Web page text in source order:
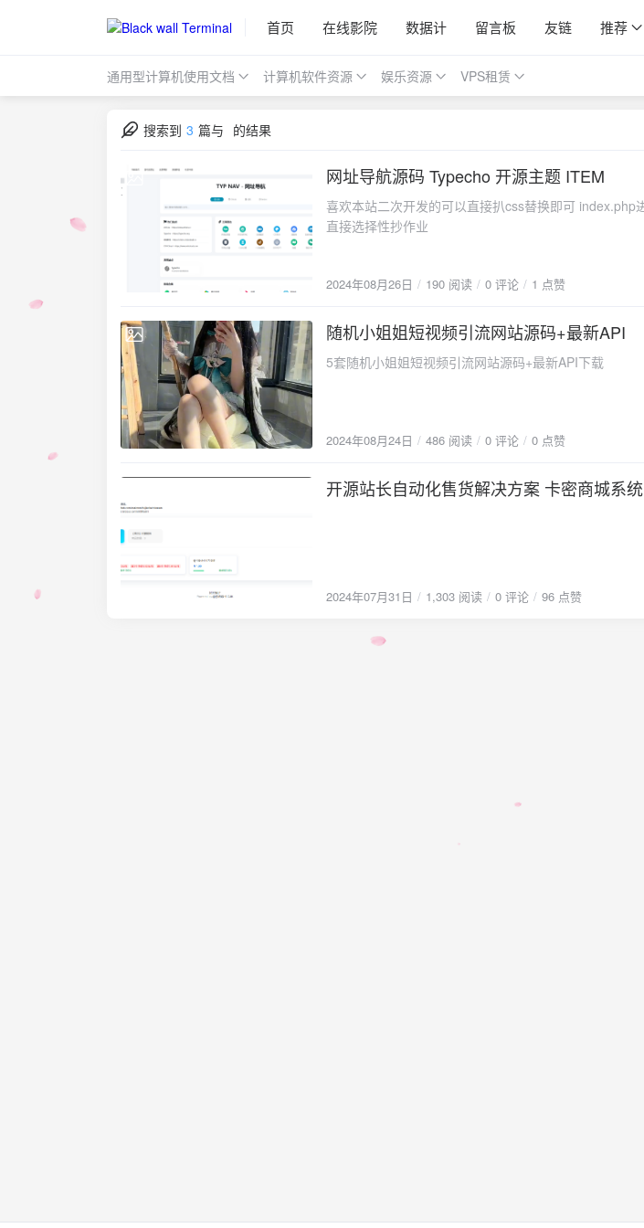
首页 在线影院 数据计 留言板 友链 推荐
通用型计算机使用文档 计算机软件资源 娱乐资源 VPS租赁
搜索到 3 篇与 的结果
2024-08-26
网址导航源码 Typecho 开源主题 ITEM
喜欢本站二次开发的可以直接扒css替换即可 index.php进行的修改仅仅只是排序调换位置 可以
直接选择性抄作业
2024年08月26日 190 阅读 0 评论 1 点赞
2024-08-24
随机小姐姐短视频引流网站源码+最新API
5套随机小姐姐短视频引流网站源码+最新API下载
2024年08月24日 486 阅读 0 评论 0 点赞
2024-07-31
开源站长自动化售货解决方案 卡密商城系统
2024年07月31日 1,303 阅读 0 评论 96 点赞